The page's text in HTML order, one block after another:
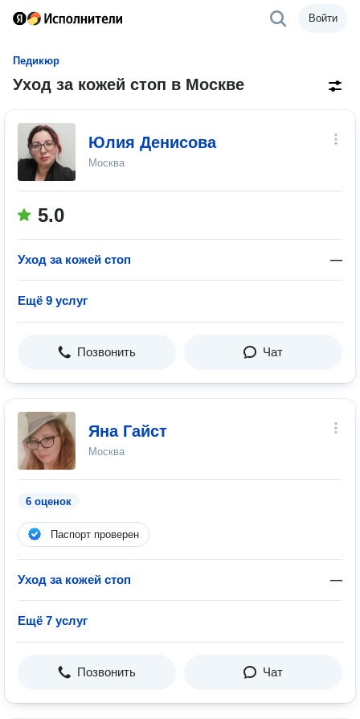
Войти
Педикюр
Уход за кожей стоп в Москве
Юлия Денисова
Москва
5.0
Уход за кожей стоп —
Ещё 9 услуг
Позвонить Чат
Яна Гайст
Москва
6 оценок
Паспорт проверен
Уход за кожей стоп —
Ещё 7 услуг
Позвонить Чат